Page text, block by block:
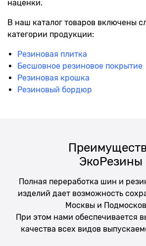
наценки.
В наш каталог товаров включены
категории продукции:
Резиновая плитка
Бесшовное резиновое покрытие
Резиновая крошка
Резиновый бордюр
ЭкоРезины
Полная переработка шин и
изделий дает возможность
Москвы и
При этом нами обеспечивается
качества всех видов